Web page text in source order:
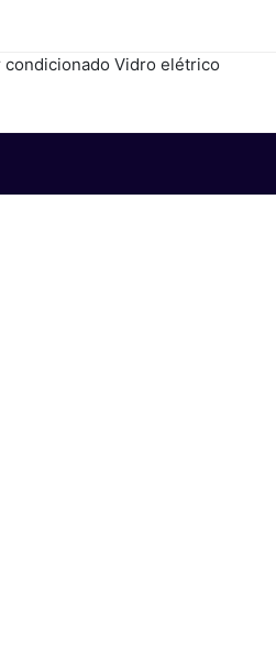
condicionado Vidro elétrico